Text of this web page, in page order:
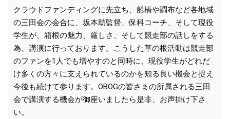
クラウドファンディングに先立ち、船橋や調布など各地域
の三田会の会合に、坂本助監督、保科コーチ、そして現役
学生が、箱根の魅力、厳しさ、そして競走部の話しをする
為、講演に行っております。こうした草の根活動は競走部
のファンを1人でも増やすのと同時に、現役学生がどれだ
け多くの方々に支えられているのかを知る良い機会と捉え
今後も続けて参ります。OBOGの皆さまの所属される三田
会で講演する機会が御座いましたら是非、お声掛け下さ
い。